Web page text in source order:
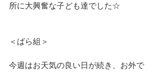
所に大興奮な子ども達でした☆
＜ばら組＞
今週はお天気の良い日が続き、お外で